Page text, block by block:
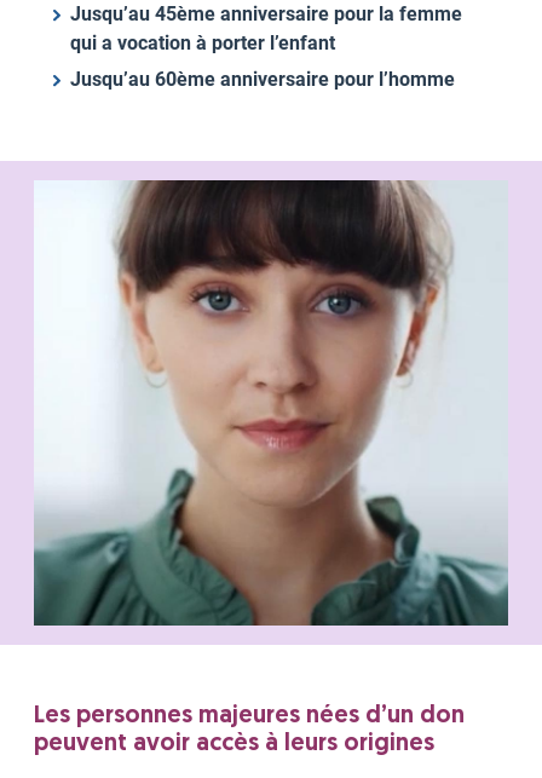
Jusqu’au 45ème anniversaire pour la femme
qui a vocation à porter l’enfant
Jusqu’au 60ème anniversaire pour l’homme
Les personnes majeures nées d’un don
peuvent avoir accès à leurs origines